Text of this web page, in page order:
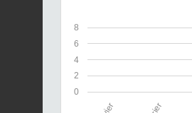
0
2
4
6
8